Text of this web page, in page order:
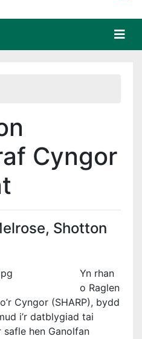
Cyngor
Shotton
Yn rhan
o Raglen
Cyngor (SHARP), bydd
i’r datblygiad tai
hen Ganolfan